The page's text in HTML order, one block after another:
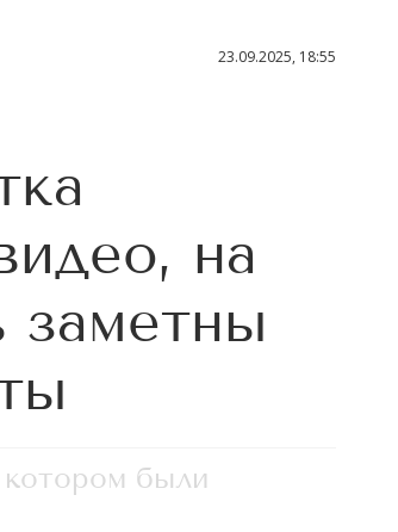
23.09.2025, 18:55
на
заметны
котором были